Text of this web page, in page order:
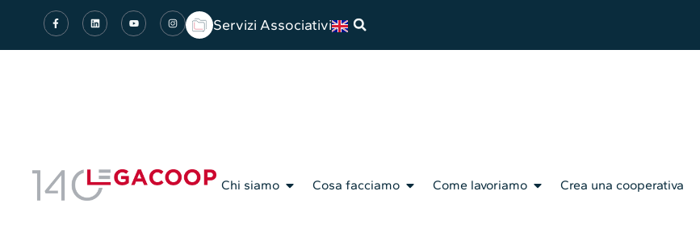
Servizi Associativi
Chi siamo Cosa facciamo Come lavoriamo Crea una cooperativa